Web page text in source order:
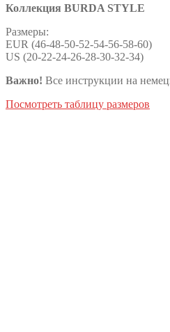
Коллекция BURDA STYLE
Размеры:
EUR (46-48-50-52-54-56-58-60)
US (20-22-24-26-28-30-32-34)
Важно! Все инструкции на
Посмотреть таблицу размеров